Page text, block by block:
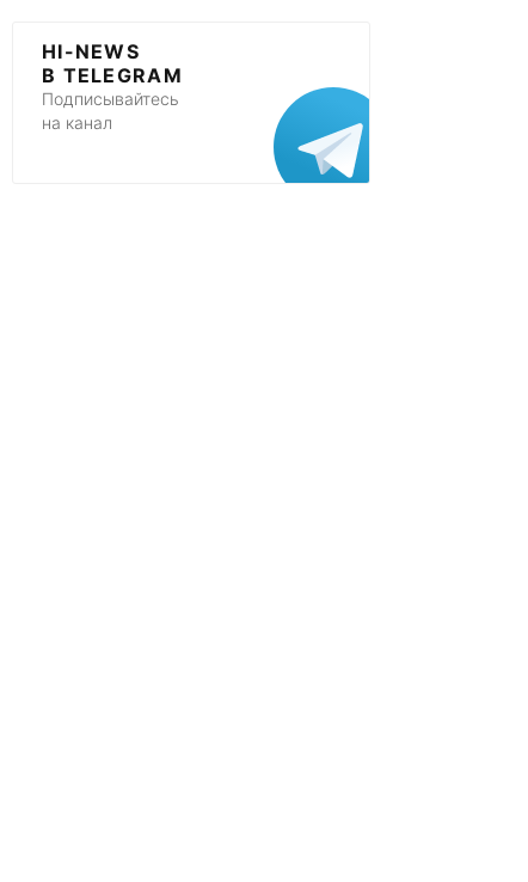
HI-NEWS
В TELEGRAM
Подписывайтесь
на канал